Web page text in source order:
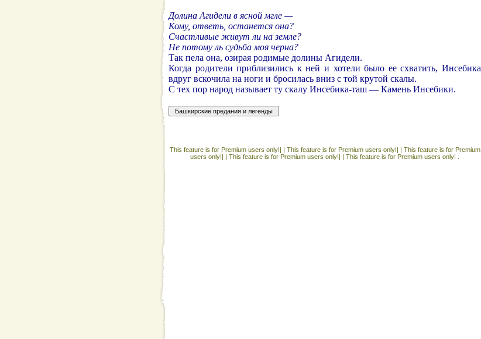
Долина Агидели в ясной мгле —
Кому, ответь, останется она?
Счастливые живут ли на земле?
Не потому ль судьба моя черна?
Так пела она, озирая родимые долины Агидели.
Когда родители приблизились к ней и хотели было ее схватить, Инсебика
вдруг вскочила на ноги и бросилась вниз с той крутой скалы.
С тех пор народ называет ту скалу Инсебика-таш — Камень Инсебики.
This feature is for Premium users only!| | This feature is for Premium users only!| | This feature is for Premium
users only!| | This feature is for Premium users only!| | This feature is for Premium users only! .